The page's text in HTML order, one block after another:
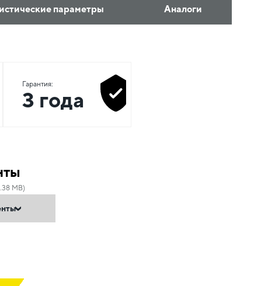
параметры Аналоги
Гарантия:
3 года
MB)